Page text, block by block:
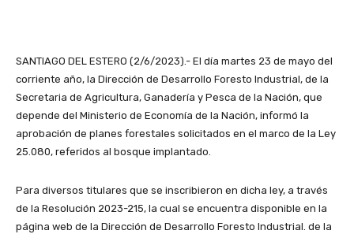
SANTIAGO DEL ESTERO (2/6/2023).- El día martes 23 de mayo del
corriente año, la Dirección de Desarrollo Foresto Industrial, de la
Secretaria de Agricultura, Ganadería y Pesca de la Nación, que
depende del Ministerio de Economía de la Nación, informó la
aprobación de planes forestales solicitados en el marco de la Ley
25.080, referidos al bosque implantado.
Para diversos titulares que se inscribieron en dicha ley, a través
de la Resolución 2023-215, la cual se encuentra disponible en la
página web de la Dirección de Desarrollo Foresto Industrial. de la